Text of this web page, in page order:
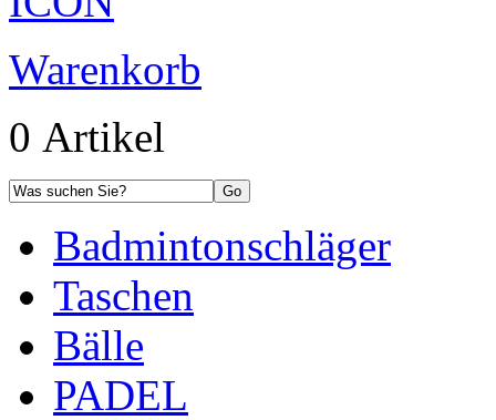
Warenkorb
0 Artikel
Badmintonschläger
Taschen
Bälle
PADEL